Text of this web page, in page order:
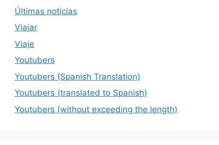
Últimas noticias
Viajar
Viaje
Youtubers
Youtubers (Spanish Translation)
Youtubers (translated to Spanish)
Youtubers (without exceeding the length)